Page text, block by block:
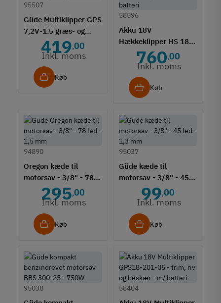
Güde Multiklipper GPS
7,2V-1.5 græs- og
hækkeklipper m/
teleskopstang
95507
419,00
Inkl. moms
Køb
Akku 18V
Hækkeklipper HS 18-
201-05 - 510 mm
skærelængde - m/
batteri
58596
760,00
Inkl. moms
Køb
Oregon kæde til
motorsav - 3/8" - 78
led - 1,5 mm
94890
295,00
Inkl. moms
Køb
Güde kæde til
motorsav - 3/8" - 45
led - 1,3 mm
95037
99,00
Inkl. moms
Køb
95038 58404